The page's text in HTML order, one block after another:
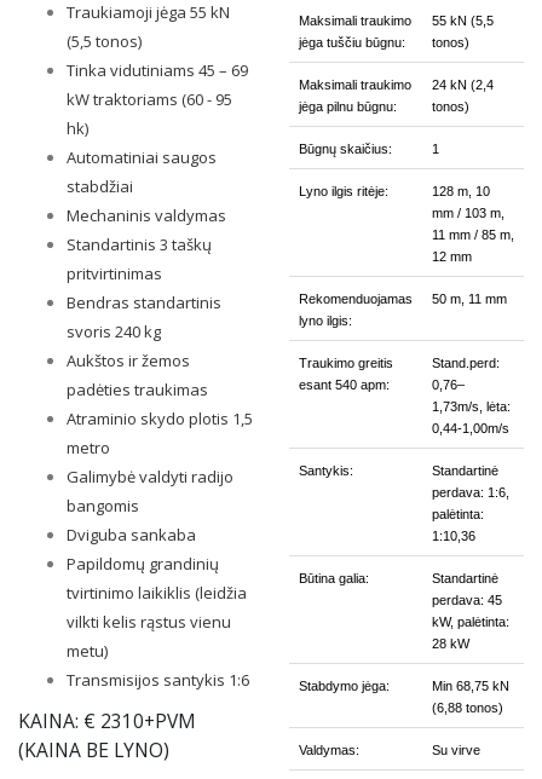
Traukiamoji jėga 55 kN
(5,5 tonos)
Tinka vidutiniams 45 – 69
kW traktoriams (60 - 95
hk)
Automatiniai saugos
stabdžiai
Mechaninis valdymas
Standartinis 3 taškų
pritvirtinimas
Bendras standartinis
svoris 240 kg
Aukštos ir žemos
padėties traukimas
Atraminio skydo plotis 1,5
metro
Galimybė valdyti radijo
bangomis
Dviguba sankaba
Papildomų grandinių
tvirtinimo laikiklis (leidžia
vilkti kelis rąstus vienu
metu)
Transmisijos santykis 1:6
KAINA: € 2310+PVM
(KAINA BE LYNO)
Maksimali traukimo
jėga tuščiu būgnu:
55 kN (5,5
tonos)
Maksimali traukimo
jėga pilnu būgnu:
24 kN (2,4
tonos)
Būgnų skaičius: 1
Lyno ilgis ritėje:
128 m, 10
mm / 103 m,
11 mm / 85 m,
12 mm
Rekomenduojamas
lyno ilgis:
50 m, 11 mm
Traukimo greitis
esant 540 apm:
Stand.perd:
0,76–
1,73m/s, lėta:
0,44-1,00m/s
Santykis:
Standartinė
perdava: 1:6,
palėtinta:
1:10,36
Būtina galia:
Standartinė
perdava: 45
kW, palėtinta:
28 kW
Stabdymo jėga:
Min 68,75 kN
(6,88 tonos)
Valdymas: Su virve